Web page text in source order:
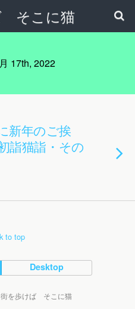
そこに猫
17th, 2022
新年のご挨
詣猫詣・その
to top
Desktop
を歩けば そこに猫